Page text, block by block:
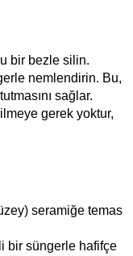
bir bezle silin.
nemlendirin. Bu,
sağlar.
gerek yoktur,
seramiğe temas
bir süngerle hafifçe